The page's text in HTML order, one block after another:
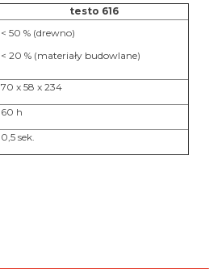
testo 616
< 50 % (drewno)
< 20 % (materiały budowlane)
70 x 58 x 234
60 h
0,5 sek.